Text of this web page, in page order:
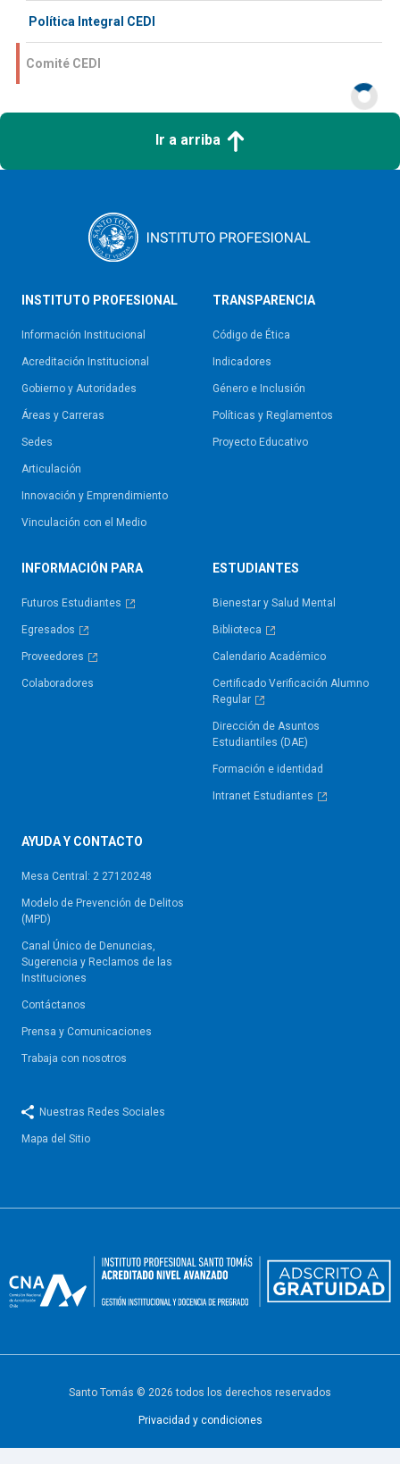
​ Política Integral CEDI
Comité CEDI
Ir a arriba
INSTITUTO PROFESIONAL
Información Institucional
Acreditación Institucional
Gobierno y Autoridades​
Áreas y Carreras
Sedes
Articulación
Innovación y Emprendimiento
Vinculación con el Medio
TRANSPARENCIA
Código de Ética
Indicadores
Género e Inclusión
Políticas y Reglamentos​
Proyecto Educativo
INFORMACIÓN PARA
Futuros Estudiantes
Egresados
Proveedores
Colaboradores
ESTUDIANTES
Bienestar y Salud Mental
Biblioteca
Calendario Académico
Certificado Verificación Alumno
Regular
Dirección de Asuntos
Estudiantiles (DAE)
Formación e identidad
Intranet Estudiantes
AYUDA Y CONTACTO
Mesa Central: 2 27120248
Modelo de Prevención de Delitos
(MPD)
Canal Único de Denuncias,
Sugerencia y Reclamos de las
Instituciones
Contáctanos
Prensa y Comunicaciones
Trabaja con nosotros
Nuestras Redes Sociales
Mapa del Sitio
Santo Tomás © 2026 todos los derechos reservados
Privacidad y condiciones